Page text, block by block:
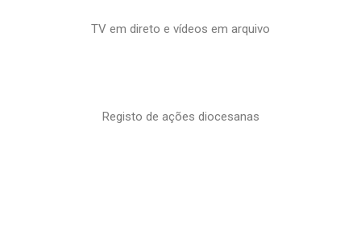
TV em direto e vídeos em arquivo
Registo de ações diocesanas